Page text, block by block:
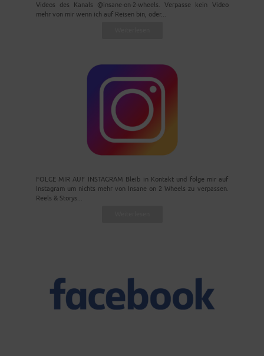
Videos des Kanals @insane-on-2-wheels. Verpasse kein Video
mehr von mir wenn ich auf Reisen bin, oder...
FOLGE MIR AUF INSTAGRAM Bleib in Kontakt und folge mir auf
Instagram um nichts mehr von Insane on 2 Wheels zu verpassen.
Reels & Storys...